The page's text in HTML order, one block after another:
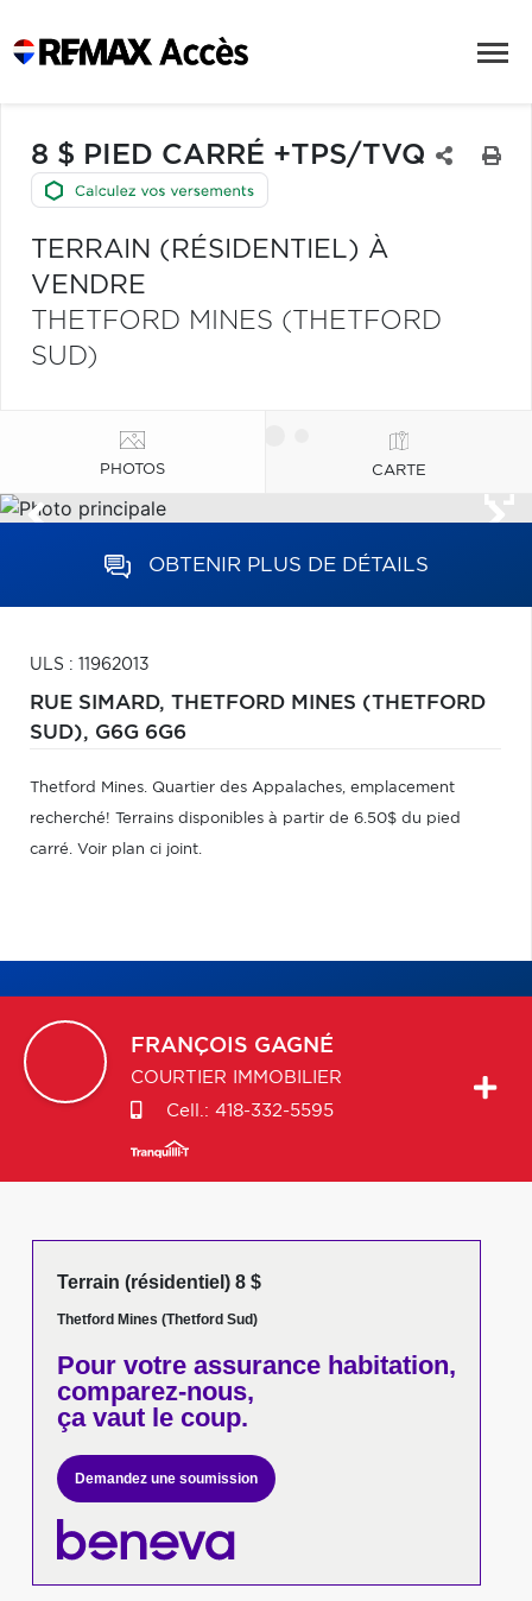
8 $ PIED CARRÉ +TPS/TVQ
TERRAIN (RÉSIDENTIEL) À
VENDRE
THETFORD MINES (THETFORD
SUD)
PHOTOS CARTE
OBTENIR PLUS DE DÉTAILS
ULS : 11962013
RUE SIMARD, THETFORD MINES (THETFORD
SUD), G6G 6G6
Thetford Mines. Quartier des Appalaches, emplacement
recherché! Terrains disponibles à partir de 6.50$ du pied
carré. Voir plan ci joint.
FRANÇOIS GAGNÉ
COURTIER IMMOBILIER
Cell.: 418-332-5595
Terrain (résidentiel) 8 $
Thetford Mines (Thetford Sud)
Pour votreassurance habitation,
comparez-nous,
ça vaut le coup.
Demandez une soumission